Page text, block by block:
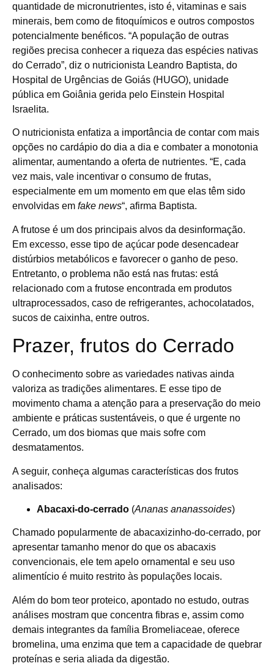
quantidade de micronutrientes, isto é, vitaminas e sais
minerais, bem como de fitoquímicos e outros compostos
potencialmente benéficos. “A população de outras
regiões precisa conhecer a riqueza das espécies nativas
do Cerrado”, diz o nutricionista Leandro Baptista, do
Hospital de Urgências de Goiás (HUGO), unidade
pública em Goiânia gerida pelo Einstein Hospital
Israelita.
O nutricionista enfatiza a importância de contar com mais
opções no cardápio do dia a dia e combater a monotonia
alimentar, aumentando a oferta de nutrientes. “E, cada
vez mais, vale incentivar o consumo de frutas,
especialmente em um momento em que elas têm sido
envolvidas em fake news“, afirma Baptista.
A frutose é um dos principais alvos da desinformação.
Em excesso, esse tipo de açúcar pode desencadear
distúrbios metabólicos e favorecer o ganho de peso.
Entretanto, o problema não está nas frutas: está
relacionado com a frutose encontrada em produtos
ultraprocessados, caso de refrigerantes, achocolatados,
sucos de caixinha, entre outros.
Prazer, frutos do Cerrado
O conhecimento sobre as variedades nativas ainda
valoriza as tradições alimentares. E esse tipo de
movimento chama a atenção para a preservação do meio
ambiente e práticas sustentáveis, o que é urgente no
Cerrado, um dos biomas que mais sofre com
desmatamentos.
A seguir, conheça algumas características dos frutos
analisados:
Abacaxi-do-cerrado (Ananas ananassoides)
Chamado popularmente de abacaxizinho-do-cerrado, por
apresentar tamanho menor do que os abacaxis
convencionais, ele tem apelo ornamental e seu uso
alimentício é muito restrito às populações locais.
Além do bom teor proteico, apontado no estudo, outras
análises mostram que concentra fibras e, assim como
demais integrantes da família Bromeliaceae, oferece
bromelina, uma enzima que tem a capacidade de quebrar
proteínas e seria aliada da digestão.